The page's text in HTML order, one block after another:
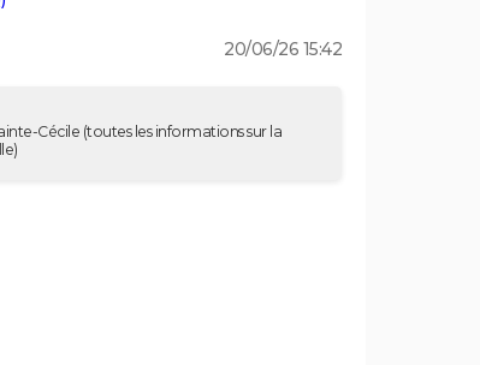
20/06/26 15:42
Cécile (toutes les informations sur la